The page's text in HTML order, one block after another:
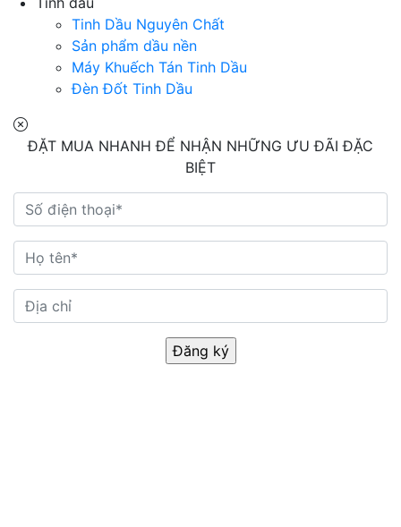
Tinh Dầu Nguyên Chất
Sản phẩm dầu nền
Máy Khuếch Tán Tinh Dầu
Đèn Đốt Tinh Dầu
ĐẶT MUA NHANH ĐỂ NHẬN NHỮNG ƯU ĐÃI ĐẶC
BIỆT